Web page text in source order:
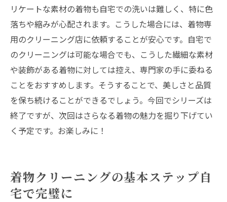
リケートな素材の着物も自宅での洗いは難しく、特に色
落ちや縮みが心配されます。こうした場合には、着物専
用のクリーニング店に依頼することが安心です。自宅で
のクリーニングは可能な場合でも、こうした繊細な素材
や装飾がある着物に対しては控え、専門家の手に委ねる
ことをおすすめします。そうすることで、美しさと品質
を保ち続けることができるでしょう。今回でシリーズは
終了ですが、次回はさらなる着物の魅力を掘り下げてい
く予定です。お楽しみに！
着物クリーニングの基本ステップ自
宅で完璧に